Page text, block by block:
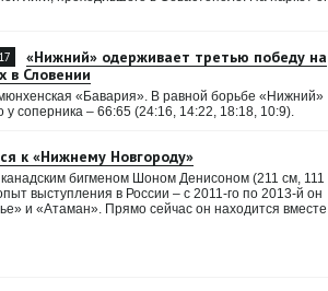
«Нижний» одерживает третью победу на
в Словении
«Бавария». В равной борьбе «Нижний»
у соперника – 66:65 (24:16, 14:22, 18:18, 10:9).
к «Нижнему Новгороду»
бигменом Шоном Денисоном (211 см, 111
выступления в России – с 2011-го по 2013-й он
и «Атаман». Прямо сейчас он находится вместе